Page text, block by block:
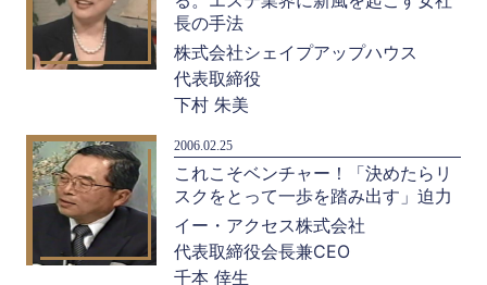
長の手法
株式会社シェイプアップハウス
代表取締役
下村 朱美
2006.02.25
これこそベンチャー！「決めたらリ
スクをとって一歩を踏み出す」迫力
イー・アクセス株式会社
代表取締役会長兼CEO
千本 倖生